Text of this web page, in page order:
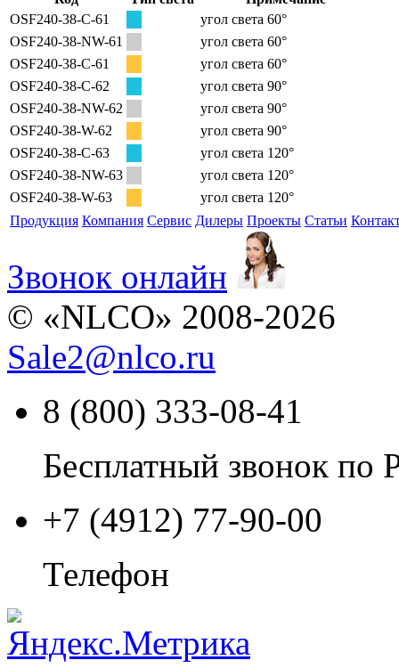
OSF240-38-C-61
угол света 60°
OSF240-38-NW-61
угол света 60°
OSF240-38-C-61
угол света 60°
OSF240-38-C-62
угол света 90°
OSF240-38-NW-62
угол света 90°
OSF240-38-W-62
угол света 90°
OSF240-38-C-63
угол света 120°
OSF240-38-NW-63
угол света 120°
OSF240-38-W-63
угол света 120°
Продукция Компания Сервис Дилеры Проекты Статьи
Звонок онлайн
© «NLCO» 2008-2026
Sale2@nlco.ru
8 (800) 333-08-41
Бесплатный звонок по
+7 (4912) 77-90-00
Телефон